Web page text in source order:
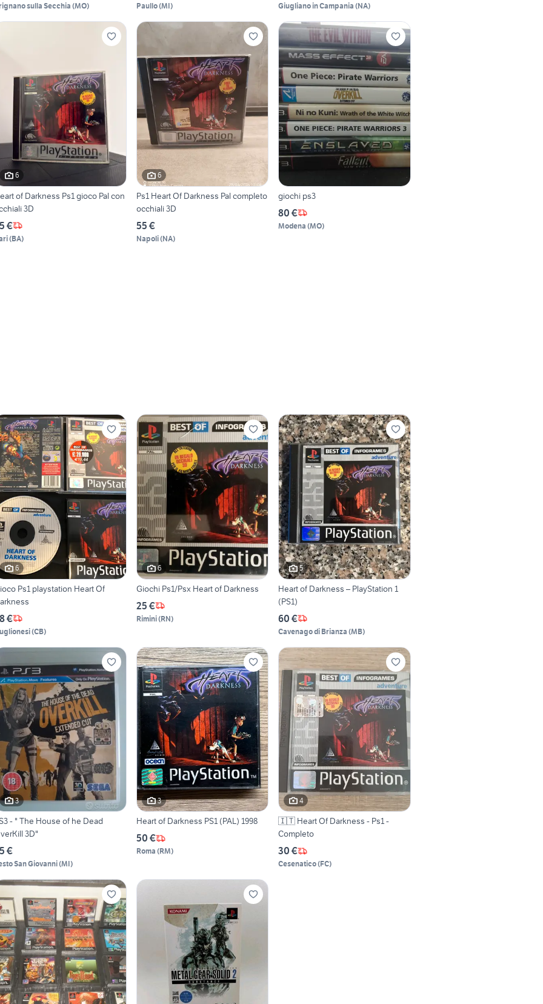
sulla Secchia(MO) Paullo(MI) Giugliano in Campania (NA)
6
of Darkness Ps1 gioco Pal con
3D
€
(BA)
6
Ps1 Heart Of Darkness Pal completo
occhiali 3D
55 €
Napoli(NA)
giochi ps3
80 €
Modena (MO)
6
Ps1 playstation Heart Of
€
(CB)
6
Giochi Ps1/Psx Heart of Darkness
25 €
Rimini(RN)
5
Heart of Darkness – PlayStation 1
(PS1)
60 €
Cavenago di Brianza (MB)
3
- " The House of he Dead
3D"
€
San Giovanni(MI)
3
Heart of Darkness PS1 (PAL) 1998
50 €
Roma (RM)
4
🇮🇹 Heart Of Darkness - Ps1 -
Completo
30 €
Cesenatico(FC)